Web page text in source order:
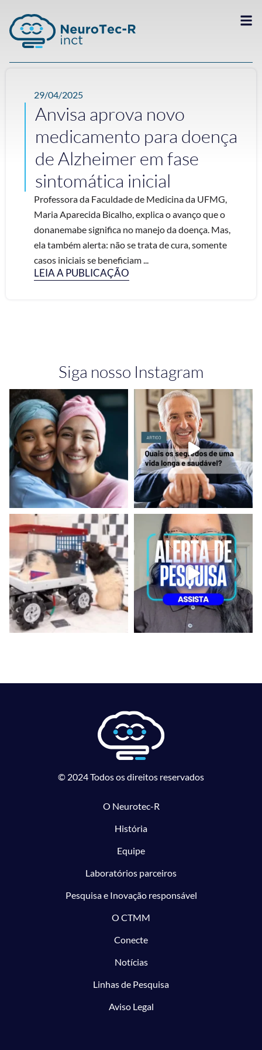
29/04/2025
Anvisa aprova novo
medicamento para doença
de Alzheimer em fase
sintomática inicial
Professora da Faculdade de Medicina da UFMG,
Maria Aparecida Bicalho, explica o avanço que o
donanemabe significa no manejo da doença. Mas,
ela também alerta: não se trata de cura, somente
casos iniciais se beneficiam ...
LEIA A PUBLICAÇÃO
Siga nosso Instagram
© 2024 Todos os direitos reservados
O Neurotec-R
História
Equipe
Laboratórios parceiros
Pesquisa e Inovação responsável
O CTMM
Conecte
Notícias
Linhas de Pesquisa
Aviso Legal